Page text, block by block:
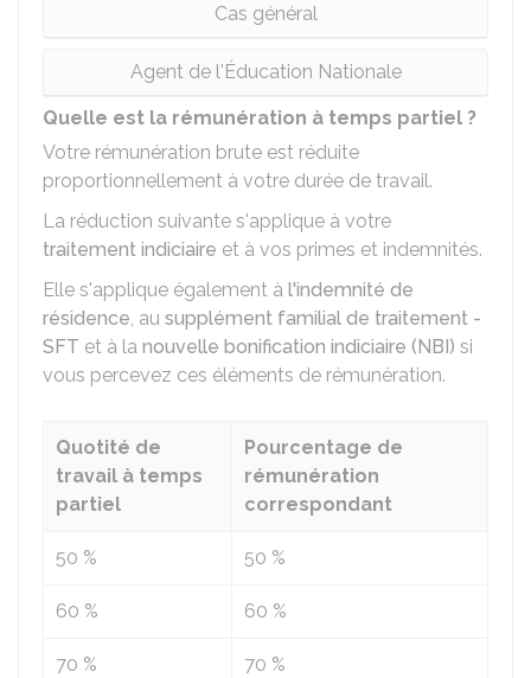
Cas général
Agent de l'Éducation Nationale
Quelle est la rémunération à temps partiel ?
Votre rémunération brute est réduite
proportionnellement à votre durée de travail.
La réduction suivante s'applique à votre
traitement indiciaire et à vos primes et indemnités.
Elle s'applique également à l'indemnité de
résidence, au supplément familial de traitement -
SFT et à la nouvelle bonification indiciaire (NBI) si
vous percevez ces éléments de rémunération.
Quotité de
travail à temps
partiel
Pourcentage de
rémunération
correspondant
50 % 50 %
60 % 60 %
70 % 70 %